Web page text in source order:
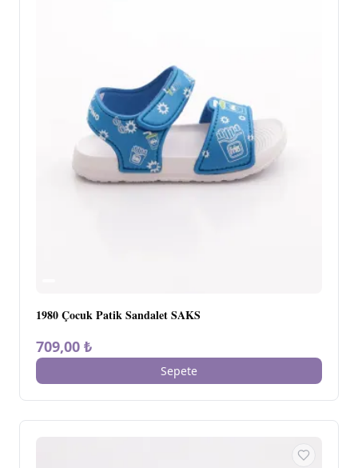
1980 Çocuk Patik Sandalet SAKS
709,00 ₺
Sepete